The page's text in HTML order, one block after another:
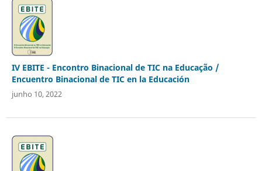
IV EBITE - Encontro Binacional de TIC na Educação /
Encuentro Binacional de TIC en la Educación
junho 10, 2022